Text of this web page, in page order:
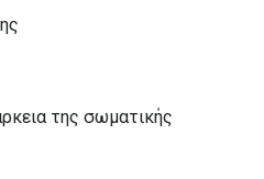
της σωματικής